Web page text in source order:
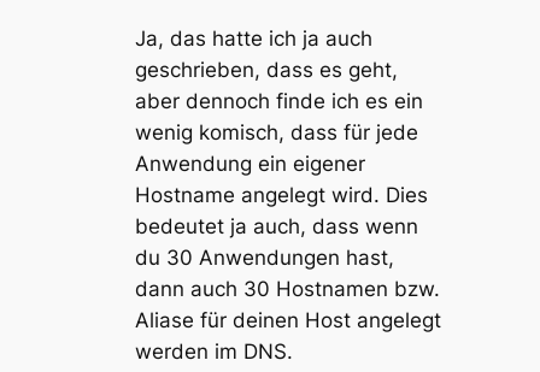
Ja, das hatte ich ja auch
geschrieben, dass es geht,
aber dennoch finde ich es ein
wenig komisch, dass für jede
Anwendung ein eigener
Hostname angelegt wird. Dies
bedeutet ja auch, dass wenn
du 30 Anwendungen hast,
dann auch 30 Hostnamen bzw.
Aliase für deinen Host angelegt
werden im DNS.